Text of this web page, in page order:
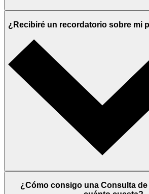
¿Recibiré un recordatorio sobre mi
¿Cómo consigo una Consulta de